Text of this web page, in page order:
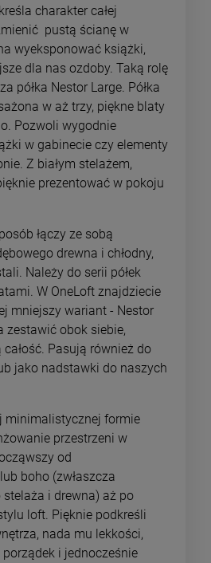
charakter całej
pustą ścianę w
wyeksponować książki,
dla nas ozdoby. Taką rolę
półka Nestor Large. Półka
w aż trzy, piękne blaty
Pozwoli wygodnie
w gabinecie czy elementy
Z białym stelażem,
prezentować w pokoju
łączy ze sobą
drewna i chłodny,
Należy do serii półek
W OneLoft znajdziecie
mniejszy wariant - Nestor
zestawić obok siebie,
Pasują również do
jako nadstawki do naszych
minimalistycznej formie
przestrzeni w
od
boho (zwłaszcza
stelaża i drewna) aż po
loft. Pięknie podkreśli
nada mu lekkości,
i jednocześnie